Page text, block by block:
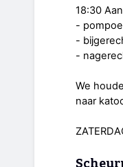
18:30
-
-
-
We
naar